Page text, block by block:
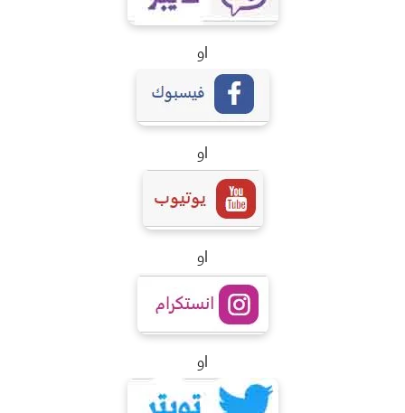
او
او
او
او